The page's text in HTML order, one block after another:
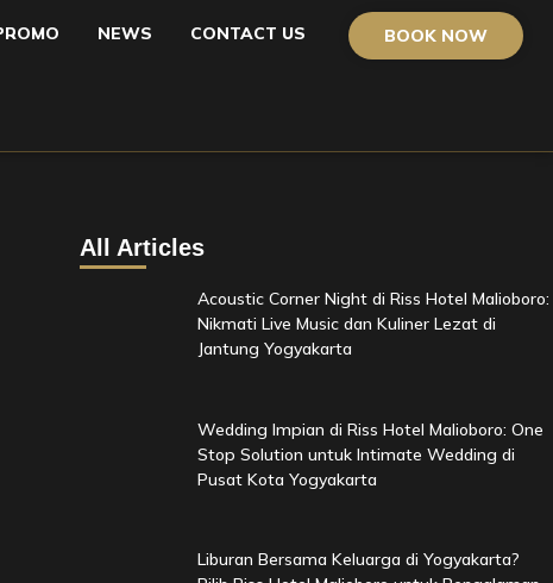
NEWS CONTACT US BOOK NOW
All Articles
Acoustic Corner Night di Riss Hotel Malioboro:
Nikmati Live Music dan Kuliner Lezat di
Jantung Yogyakarta
Wedding Impian di Riss Hotel Malioboro: One
Stop Solution untuk Intimate Wedding di
Pusat Kota Yogyakarta
Liburan Bersama Keluarga di Yogyakarta?